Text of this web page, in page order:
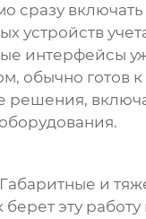
интерфейсы
обычно готов
решения,
и
эту